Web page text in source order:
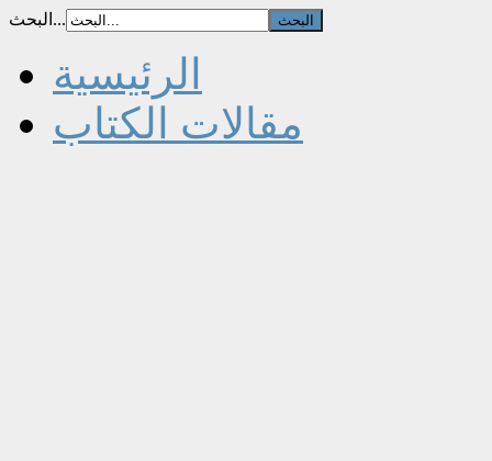
البحث...
الرئيسية
مقالات الكتاب